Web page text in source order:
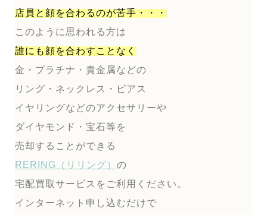
店員と顔を合わるのが苦手・・・
このように思われる方は
誰にも顔を合わすことなく
金・プラチナ・貴金属などの
リング・ネックレス・ピアス
イヤリングなどのアクセサリーや
ダイヤモンド・宝石等を
売却することができる
RERING（リリング） の
宅配買取サービスをご利用ください。
インターネット申し込むだけで